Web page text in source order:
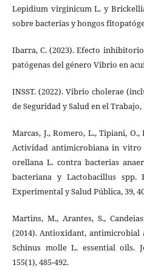
Lepidium virginicum L. y
sobre bacterias y hongos
Ibarra, C. (2023). Efecto
patógenas del género Vibrio en
INSST. (2022). Vibrio cholerae
de Seguridad y Salud en el
Marcas, J., Romero, L., Tipiani,
Actividad antimicrobiana in
orellana L. contra bacterias
bacteriana y Lactobacillus spp.
Experimental y Salud Pública, 39,
Martins, M., Arantes, S.,
(2014). Antioxidant,
Schinus molle L. essential oils.
155(1), 485-492.